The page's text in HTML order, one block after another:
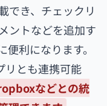
でき、チェックリ
ントなどを追加す
利になります。
リとも連携可能
などとの統